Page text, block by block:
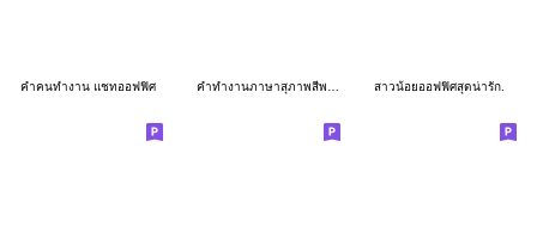
คำคนทำงาน แชทออฟฟิศ คำทำงานภาษาสุภาพสีพาสเทล V.2 สาวน้อยออฟฟิศสุดน่ารัก.